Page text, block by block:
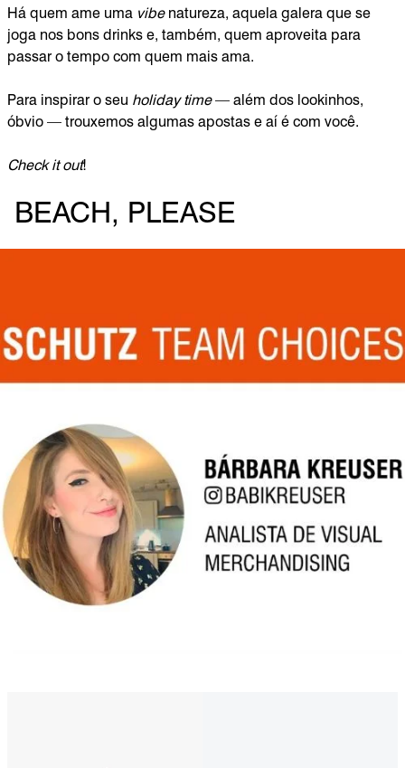
Há quem ame uma vibe natureza, aquela galera que se
joga nos bons drinks e, também, quem aproveita para
passar o tempo com quem mais ama.
Para inspirar o seu holiday time— além dos lookinhos,
óbvio — trouxemos algumas apostas e aí é com você.
Check it out!
BEACH, PLEASE